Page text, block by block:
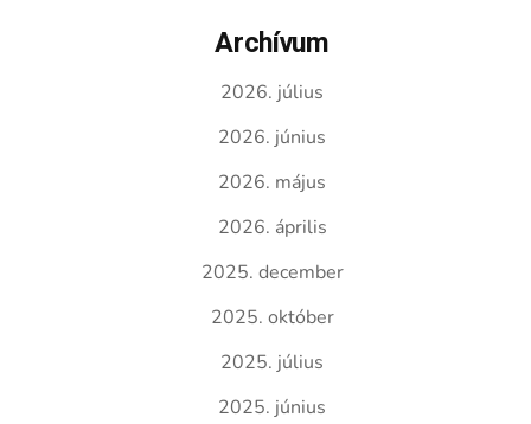
Archívum
2026. július
2026. június
2026. május
2026. április
2025. december
2025. október
2025. július
2025. június